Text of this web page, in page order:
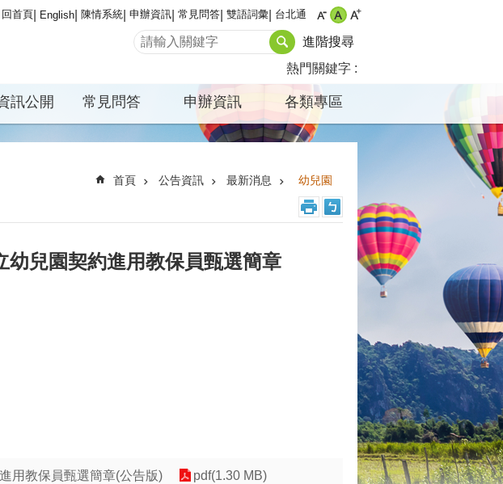
回首頁 English 陳情系統 申辦資訊 常見問答 雙語詞彙 台北通
進階搜尋
熱門關鍵字
訊公開 常見問答 申辦資訊 各類專區
首頁 公告資訊 最新消息 幼兒園
幼兒園契約進用教保員甄選簡章
用教保員甄選簡章(公告版) pdf(1.30 MB)